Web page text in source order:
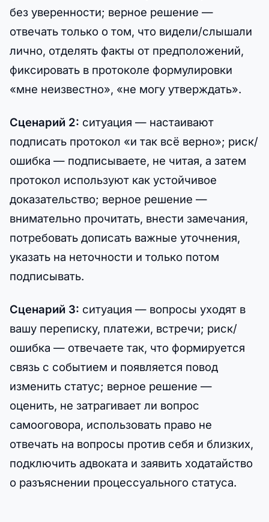
без уверенности; верное решение —
отвечать только о том, что видели/слышали
лично, отделять факты от предположений,
фиксировать в протоколе формулировки
«мне неизвестно», «не могу утверждать».
Сценарий 2: ситуация — настаивают
подписать протокол «и так всё верно»; риск/
ошибка — подписываете, не читая, а затем
протокол используют как устойчивое
доказательство; верное решение —
внимательно прочитать, внести замечания,
потребовать дописать важные уточнения,
указать на неточности и только потом
подписывать.
Сценарий 3: ситуация — вопросы уходят в
вашу переписку, платежи, встречи; риск/
ошибка — отвечаете так, что формируется
связь с событием и появляется повод
изменить статус; верное решение —
оценить, не затрагивает ли вопрос
самооговора, использовать право не
отвечать на вопросы против себя и близких,
подключить адвоката и заявить ходатайство
о разъяснении процессуального статуса.